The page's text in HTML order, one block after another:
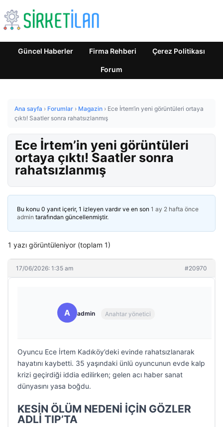
Güncel Haberler Firma Rehberi Çerez Politikası
Forum
Ana sayfa › Forumlar › Magazin › Ece İrtem’in yeni görüntüleri ortaya
çıktı! Saatler sonra rahatsızlanmış
Ece İrtem’in yeni görüntüleri
ortaya çıktı! Saatler sonra
rahatsızlanmış
Bu konu 0 yanıt içerir, 1 izleyen vardır ve en son 1 ay 2 hafta önce
admin tarafından güncellenmiştir.
1 yazı görüntüleniyor (toplam 1)
17/06/2026: 1:35 am #20970
A admin Anahtar yönetici
Oyuncu Ece İrtem Kadıköy’deki evinde rahatsızlanarak
hayatını kaybetti. 35 yaşındaki ünlü oyuncunun evde kalp
krizi geçirdiği iddia edilirken; gelen acı haber sanat
dünyasını yasa boğdu.
KESİN ÖLÜM NEDENİ İÇİN GÖZLER
ADLİ TIP’TA